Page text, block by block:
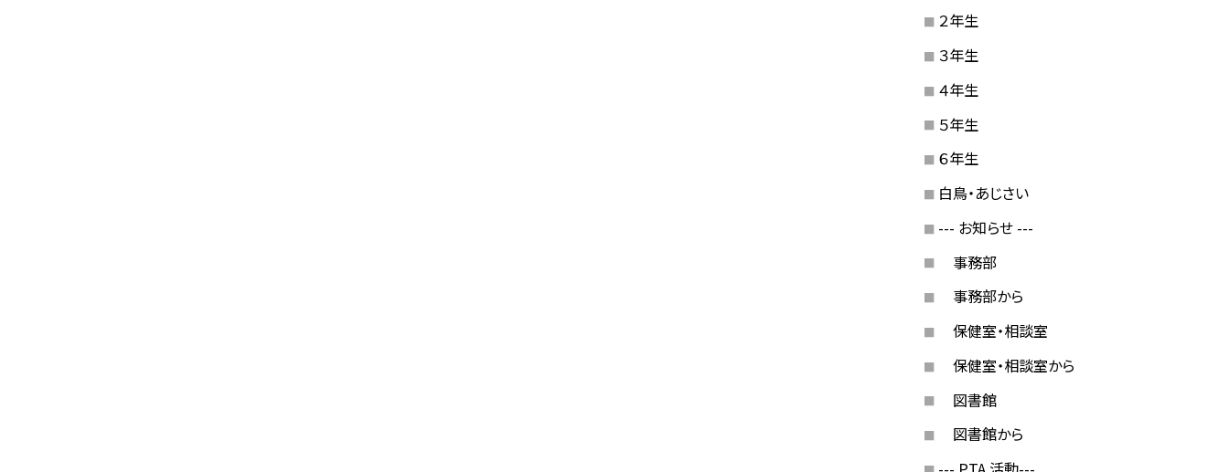
２年生
３年生
４年生
５年生
６年生
白鳥・あじさい
--- お知らせ ---
事務部
事務部から
保健室・相談室
保健室・相談室から
図書館
図書館から